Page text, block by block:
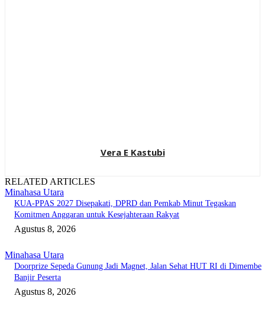
Vera E Kastubi
RELATED ARTICLES
Minahasa Utara
KUA-PPAS 2027 Disepakati, DPRD dan Pemkab Minut Tegaskan
Komitmen Anggaran untuk Kesejahteraan Rakyat
Agustus 8, 2026
Minahasa Utara
Doorprize Sepeda Gunung Jadi Magnet, Jalan Sehat HUT RI di Dimembe
Banjir Peserta
Agustus 8, 2026